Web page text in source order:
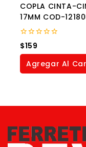
COPLA CINTA-
17MM COD-
0
out
of
$159
Agregar Al